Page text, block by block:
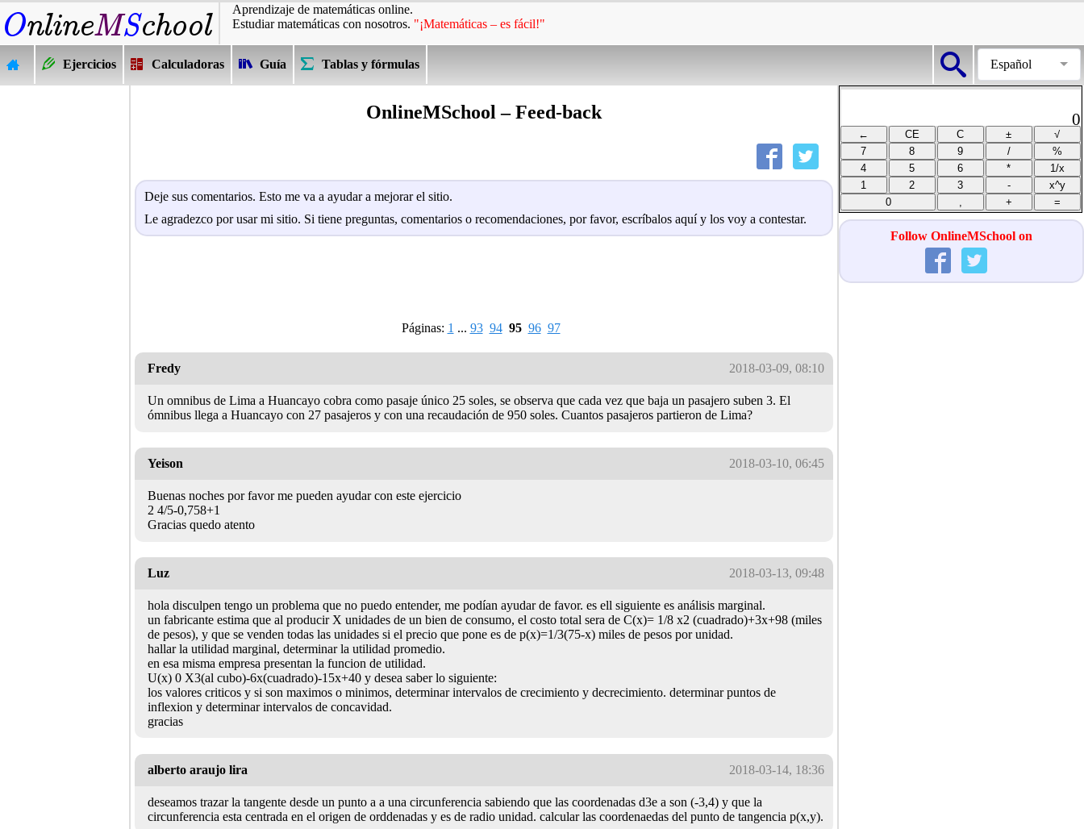
Aprendizaje de matemáticas online.
Estudiar matemáticas con nosotros. "¡Matemáticas – es fácil!"
Español
Ejercicios Calculadoras Guía Tablas y fórmulas
OnlineMSchool – Feed-back
Deje sus comentarios. Esto me va a ayudar a mejorar el sitio.
Le agradezco por usar mi sitio. Si tiene preguntas, comentarios o recomendaciones, por favor, escríbalos aquí y los voy a contestar.
Páginas: 1 ... 93 94 95 96 97
Fredy 2018-03-09, 08:10
Un omnibus de Lima a Huancayo cobra como pasaje único 25 soles, se observa que cada vez que baja un pasajero suben 3. El
ómnibus llega a Huancayo con 27 pasajeros y con una recaudación de 950 soles. Cuantos pasajeros partieron de Lima?
Yeison 2018-03-10, 06:45
Buenas noches por favor me pueden ayudar con este ejercicio
2 4/5-0,758+1
Gracias quedo atento
Luz 2018-03-13, 09:48
hola disculpen tengo un problema que no puedo entender, me podían ayudar de favor. es ell siguiente es análisis marginal.
un fabricante estima que al producir X unidades de un bien de consumo, el costo total sera de C(x)= 1/8 x2 (cuadrado)+3x+98 (miles
de pesos), y que se venden todas las unidades si el precio que pone es de p(x)=1/3(75-x) miles de pesos por unidad.
hallar la utilidad marginal, determinar la utilidad promedio.
en esa misma empresa presentan la funcion de utilidad.
U(x) 0 X3(al cubo)-6x(cuadrado)-15x+40 y desea saber lo siguiente:
los valores criticos y si son maximos o minimos, determinar intervalos de crecimiento y decrecimiento. determinar puntos de
inflexion y determinar intervalos de concavidad.
gracias
alberto araujo lira 2018-03-14, 18:36
deseamos trazar la tangente desde un punto a a una circunferencia sabiendo que las coordenadas d3e a son (-3,4) y que la
circunferencia esta centrada en el origen de orddenadas y es de radio unidad. calcular las coordenaedas del punto de tangencia p(x,y).
0
Follow OnlineMSchool on